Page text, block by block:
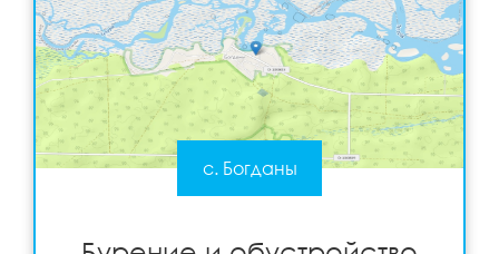
Бурение и обустройство скважины в с. Богданы
с. Богданы